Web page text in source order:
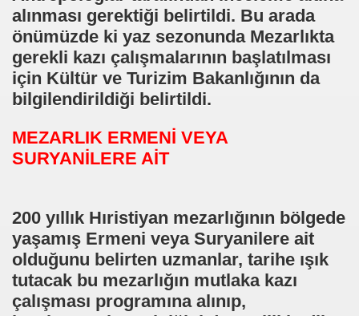
alınması gerektiği belirtildi. Bu arada
önümüzde ki yaz sezonunda Mezarlıkta
gerekli kazı çalışmalarının başlatılması
için Kültür ve Turizim Bakanlığının da
bilgilendirildiği belirtildi.
MEZARLIK ERMENİ VEYA
SURYANİLERE AİT
200 yıllık Hıristiyan mezarlığının bölgede
yaşamış Ermeni veya Suryanilere ait
olduğunu belirten uzmanlar, tarihe ışık
tutacak bu mezarlığın mutlaka kazı
çalışması programına alınıp,
arsivi
bulunan kemikler 200 yillik hristiyan mezarligina
alacak 2012
Tadini Cikariyor
sterk tv yayin akisi